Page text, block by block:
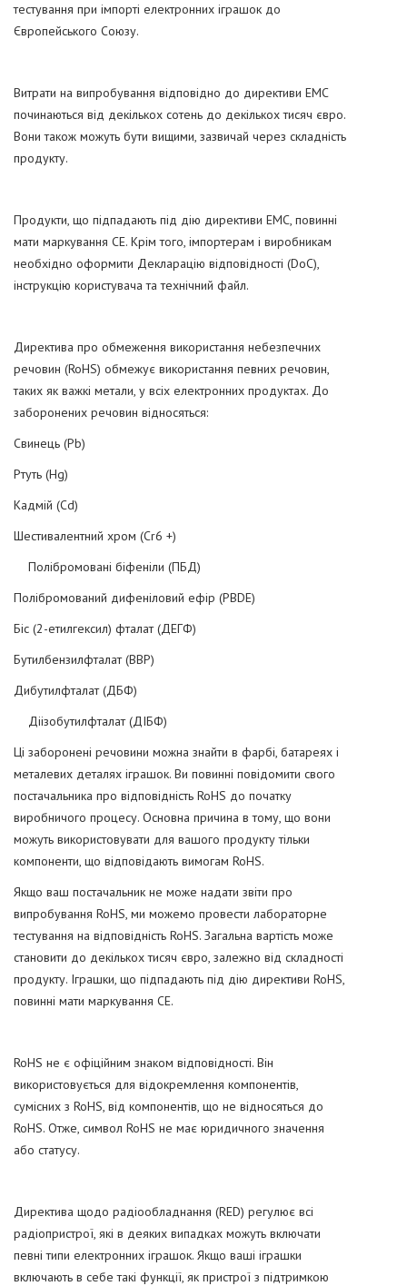
тестування при імпорті електронних іграшок до
Європейського Союзу.
Витрати на випробування відповідно до директиви EMC
починаються від декількох сотень до декількох тисяч євро.
Вони також можуть бути вищими, зазвичай через складність
продукту.
Продукти, що підпадають під дію директиви EMC, повинні
мати маркування CE. Крім того, імпортерам і виробникам
необхідно оформити Декларацію відповідності (DoC),
інструкцію користувача та технічний файл.
Директива про обмеження використання небезпечних
речовин (RoHS) обмежує використання певних речовин,
таких як важкі метали, у всіх електронних продуктах. До
заборонених речовин відносяться:
Свинець (Pb)
Ртуть (Hg)
Кадмій (Cd)
Шестивалентний хром (Cr6 +)
Полібромовані біфеніли (ПБД)
Полібромований дифеніловий ефір (PBDE)
Біс (2-етилгексил) фталат (ДЕГФ)
Бутилбензилфталат (BBP)
Дибутилфталат (ДБФ)
Діізобутилфталат (ДІБФ)
Ці заборонені речовини можна знайти в фарбі, батареях і
металевих деталях іграшок. Ви повинні повідомити свого
постачальника про відповідність RoHS до початку
виробничого процесу. Основна причина в тому, що вони
можуть використовувати для вашого продукту тільки
компоненти, що відповідають вимогам RoHS.
Якщо ваш постачальник не може надати звіти про
випробування RoHS, ми можемо провести лабораторне
тестування на відповідність RoHS. Загальна вартість може
становити до декількох тисяч євро, залежно від складності
продукту. Іграшки, що підпадають під дію директиви RoHS,
повинні мати маркування CE.
RoHS не є офіційним знаком відповідності. Він
використовується для відокремлення компонентів,
сумісних з RoHS, від компонентів, що не відносяться до
RoHS. Отже, символ RoHS не має юридичного значення
або статусу.
Директива щодо радіообладнання (RED) регулює всі
радіопристрої, які в деяких випадках можуть включати
певні типи електронних іграшок. Якщо ваші іграшки
включають в себе такі функції, як пристрої з підтримкою